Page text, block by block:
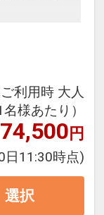
ージだか
周遊旅行
泊や延
です。
または
イトマイ
現地交
利用時 大人
名様あたり）
74,500円
日11:30時点)
選択